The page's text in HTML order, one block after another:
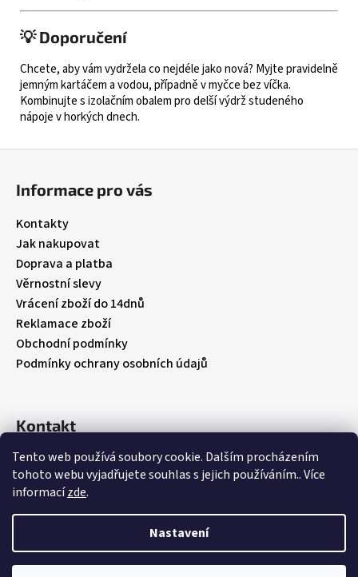
Tento web používá soubory cookie. Dalším procházením
tohoto webu vyjadřujete souhlas s jejich používáním.. Více
informacízde.
Nastavení
💡 Doporučení
Chcete, aby vám vydržela co nejdéle jako nová? Myjte pravidelně
jemným kartáčem a vodou, případně v myčce bez víčka.
Kombinujte s izolačním obalem pro delší výdrž studeného
nápoje v horkých dnech.
Informace pro vás
Kontakty
Jak nakupovat
Doprava a platba
Věrnostní slevy
Vrácení zboží do 14dnů
Reklamace zboží
Obchodní podmínky
Podmínky ochrany osobních údajů
Kontakt
info@ babybebare.cz
Facebook
babybebare